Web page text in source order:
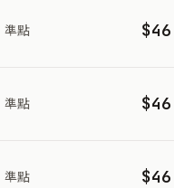
準點 $46
準點 $46
準點 $46